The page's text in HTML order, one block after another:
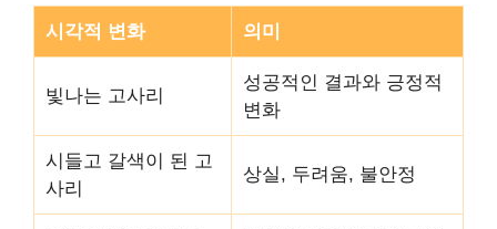
시각적 변화 의미
빛나는 고사리
성공적인 결과와 긍정적
변화
시들고 갈색이 된 고
사리
상실, 두려움, 불안정